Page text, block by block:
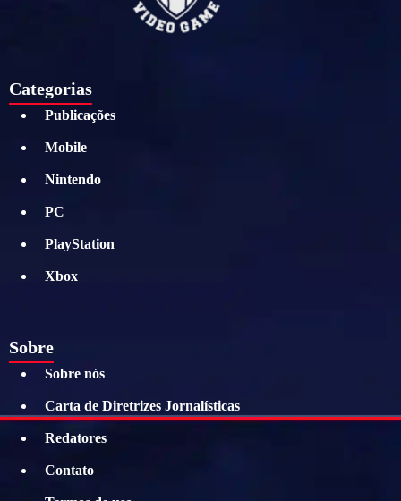
Categorias
Publicações
Mobile
Nintendo
PC
PlayStation
Xbox
Sobre
Sobre nós
Carta de Diretrizes Jornalísticas
Redatores
Contato